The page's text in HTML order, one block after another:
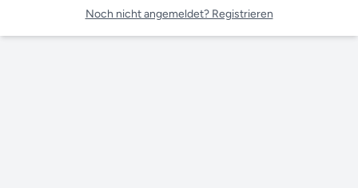
Noch nicht angemeldet? Registrieren